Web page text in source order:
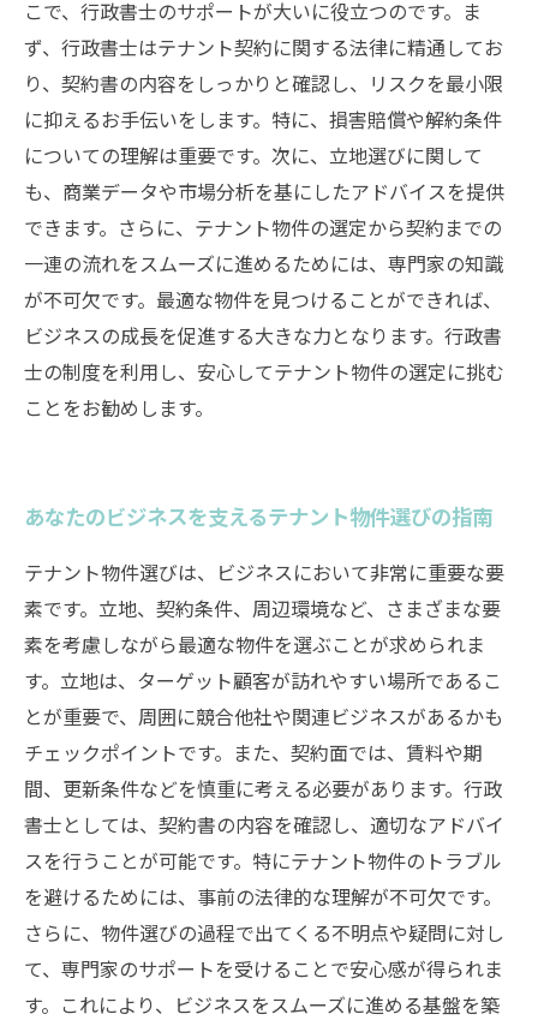
こで、行政書士のサポートが大いに役立つのです。ま
ず、行政書士はテナント契約に関する法律に精通してお
り、契約書の内容をしっかりと確認し、リスクを最小限
に抑えるお手伝いをします。特に、損害賠償や解約条件
についての理解は重要です。次に、立地選びに関して
も、商業データや市場分析を基にしたアドバイスを提供
できます。さらに、テナント物件の選定から契約までの
一連の流れをスムーズに進めるためには、専門家の知識
が不可欠です。最適な物件を見つけることができれば、
ビジネスの成長を促進する大きな力となります。行政書
士の制度を利用し、安心してテナント物件の選定に挑む
ことをお勧めします。
あなたのビジネスを支えるテナント物件選びの指南
テナント物件選びは、ビジネスにおいて非常に重要な要
素です。立地、契約条件、周辺環境など、さまざまな要
素を考慮しながら最適な物件を選ぶことが求められま
す。立地は、ターゲット顧客が訪れやすい場所であるこ
とが重要で、周囲に競合他社や関連ビジネスがあるかも
チェックポイントです。また、契約面では、賃料や期
間、更新条件などを慎重に考える必要があります。行政
書士としては、契約書の内容を確認し、適切なアドバイ
スを行うことが可能です。特にテナント物件のトラブル
を避けるためには、事前の法律的な理解が不可欠です。
さらに、物件選びの過程で出てくる不明点や疑問に対し
て、専門家のサポートを受けることで安心感が得られま
す。これにより、ビジネスをスムーズに進める基盤を築